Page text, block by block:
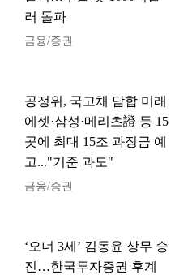
러 돌파
금융/증권
공정위, 국고채 담합 미래
에셋·삼성·메리츠證 등 15
곳에 최대 15조 과징금 예
고..."기준 과도"
금융/증권
‘오너 3세’ 김동윤 상무 승
진…한국투자증권 후계